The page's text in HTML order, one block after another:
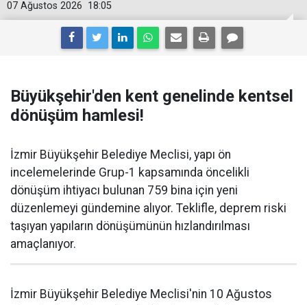
18:05
07 Ağustos 2026
Büyükşehir'den kent genelinde kentsel
dönüşüm hamlesi!
İzmir Büyükşehir Belediye Meclisi, yapı ön
incelemelerinde Grup-1 kapsamında öncelikli
dönüşüm ihtiyacı bulunan 759 bina için yeni
düzenlemeyi gündemine alıyor. Teklifle, deprem riski
taşıyan yapıların dönüşümünün hızlandırılması
amaçlanıyor.
İzmir Büyükşehir Belediye Meclisi'nin 10 Ağustos